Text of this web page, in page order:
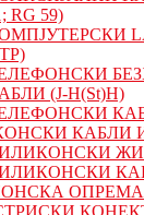
RG 59)
(J-H(St)H)
КАБЛИ
ОПРЕМА